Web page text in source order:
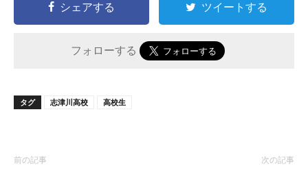
シェアする ツイートする
フォローする
タグ 志津川高校 高校生
前の記事 次の記事